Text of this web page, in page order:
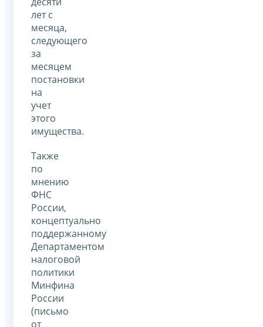
лет с
месяца,
следующего
за
месяцем
постановки
на
учет
этого
имущества.
Также
по
мнению
ФНС
России,
концептуально
поддержанному
Департаментом
налоговой
политики
Минфина
России
(письмо
от